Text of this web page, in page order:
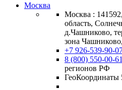
Москва
Москва :
область,
д.Чашниково,
зона
+7 926-539-90-
8 (800) 550-00-61
регионов РФ
ГеоКоординаты